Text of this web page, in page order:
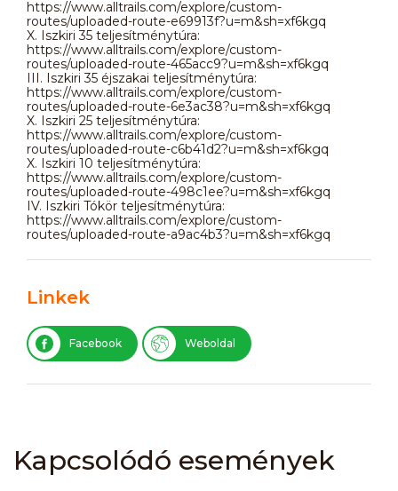
https://www.alltrails.com/explore/custom-
routes/uploaded-route-e69913f?u=m&sh=xf6kgq
X. Iszkiri 35 teljesítménytúra:
https://www.alltrails.com/explore/custom-
routes/uploaded-route-465acc9?u=m&sh=xf6kgq
III. Iszkiri 35 éjszakai teljesítménytúra:
https://www.alltrails.com/explore/custom-
routes/uploaded-route-6e3ac38?u=m&sh=xf6kgq
X. Iszkiri 25 teljesítménytúra:
https://www.alltrails.com/explore/custom-
routes/uploaded-route-c6b41d2?u=m&sh=xf6kgq
X. Iszkiri 10 teljesítménytúra:
https://www.alltrails.com/explore/custom-
routes/uploaded-route-498c1ee?u=m&sh=xf6kgq
IV. Iszkiri Tókör teljesítménytúra:
https://www.alltrails.com/explore/custom-
routes/uploaded-route-a9ac4b3?u=m&sh=xf6kgq
Linkek
Facebook Weboldal
Kapcsolódó események